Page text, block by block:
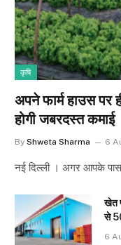
कृषि
अपने फार्म हाउस पर
होगी जबरदस्त कमाई
By Shweta Sharma 6
नई दिल्ली । अगर आपके पास
खेत
से
6